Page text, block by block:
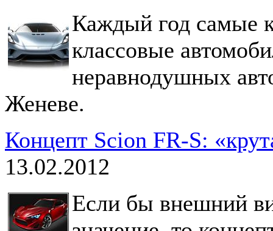
Каждый год самые
классовые
неравнодушных
Женеве.
Концепт Scion FR-S:
13.02.2012
Если бы внешний